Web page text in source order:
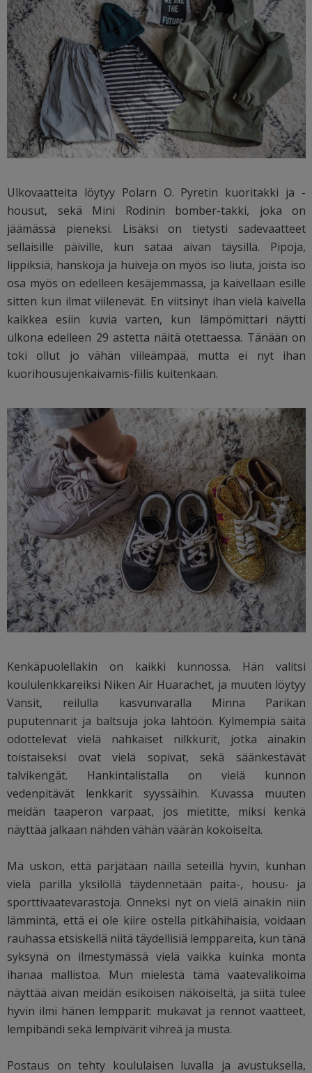
Ulkovaatteita löytyy Polarn O. Pyretin kuoritakki ja -
housut, sekä Mini Rodinin bomber-takki, joka on
jäämässä pieneksi. Lisäksi on tietysti sadevaatteet
sellaisille päiville, kun sataa aivan täysillä. Pipoja,
lippiksiä, hanskoja ja huiveja on myös iso liuta, joista iso
osa myös on edelleen kesäjemmassa, ja kaivellaan esille
sitten kun ilmat viilenevät. En viitsinyt ihan vielä kaivella
kaikkea esiin kuvia varten, kun lämpömittari näytti
ulkona edelleen 29 astetta näitä otettaessa. Tänään on
toki ollut jo vähän viileämpää, mutta ei nyt ihan
kuorihousujenkaivamis-fiilis kuitenkaan.
Kenkäpuolellakin on kaikki kunnossa. Hän valitsi
koululenkkareiksi Niken Air Huarachet, ja muuten löytyy
Vansit, reilulla kasvunvaralla Minna Parikan
puputennarit ja baltsuja joka lähtöön. Kylmempiä säitä
odottelevat vielä nahkaiset nilkkurit, jotka ainakin
toistaiseksi ovat vielä sopivat, sekä säänkestävät
talvikengät. Hankintalistalla on vielä kunnon
vedenpitävät lenkkarit syyssäihin. Kuvassa muuten
meidän taaperon varpaat, jos mietitte, miksi kenkä
näyttää jalkaan nähden vähän väärän kokoiselta.
Mä uskon, että pärjätään näillä seteillä hyvin, kunhan
vielä parilla yksilöllä täydennetään paita-, housu- ja
sporttivaatevarastoja. Onneksi nyt on vielä ainakin niin
lämmintä, että ei ole kiire ostella pitkähihaisia, voidaan
rauhassa etsiskellä niitä täydellisiä lemppareita, kun tänä
syksynä on ilmestymässä vielä vaikka kuinka monta
ihanaa mallistoa. Mun mielestä tämä vaatevalikoima
näyttää aivan meidän esikoisen näköiseltä, ja siitä tulee
hyvin ilmi hänen lempparit: mukavat ja rennot vaatteet,
lempibändi sekä lempivärit vihreä ja musta.
Postaus on tehty koululaisen luvalla ja avustuksella,